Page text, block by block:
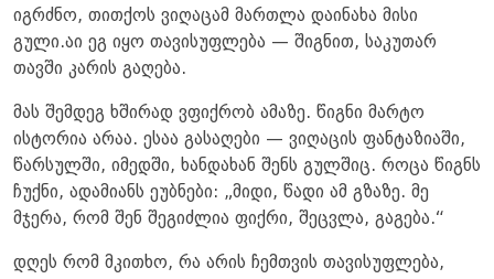
იგრძნო, თითქოს ვიღაცამ მართლა დაინახა მისი
გული.აი ეგ იყო თავისუფლება — შიგნით, საკუთარ
თავში კარის გაღება.
მას შემდეგ ხშირად ვფიქრობ ამაზე. წიგნი მარტო
ისტორია არაა. ესაა გასაღები — ვიღაცის ფანტაზიაში,
წარსულში, იმედში, ხანდახან შენს გულშიც. როცა წიგნს
ჩუქნი, ადამიანს ეუბნები: „მიდი, წადი ამ გზაზე. მე
მჯერა, რომ შენ შეგიძლია ფიქრი, შეცვლა, გაგება.“
დღეს რომ მკითხო, რა არის ჩემთვის თავისუფლება,